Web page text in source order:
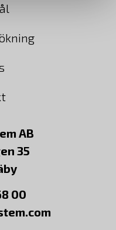
AB
35
00